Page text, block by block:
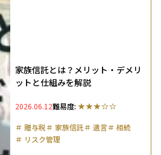
家族信託とは？メリット・デメリ
ットと仕組みを解説
2026.06.12難易度:
＃ 贈与税＃ 家族信託＃ 遺言＃ 相続
＃ リスク管理